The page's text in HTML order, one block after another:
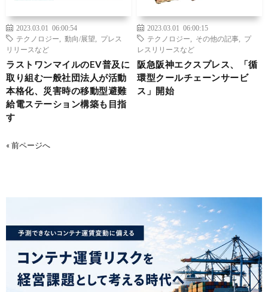
2023.03.01 06:00:54
テクノロジー
動向/展望
プレス
リリースなど
ラストワンマイルのEV普及に
取り組む一般社団法人が活動
本格化、災害時の移動型避難
給電ステーション構築も目指
す
2023.03.01 06:00:15
テクノロジー
その他の記事
プ
レスリリースなど
阪急阪神エクスプレス、「循
環型クールチェーンサービ
ス」開始
« 前ページへ